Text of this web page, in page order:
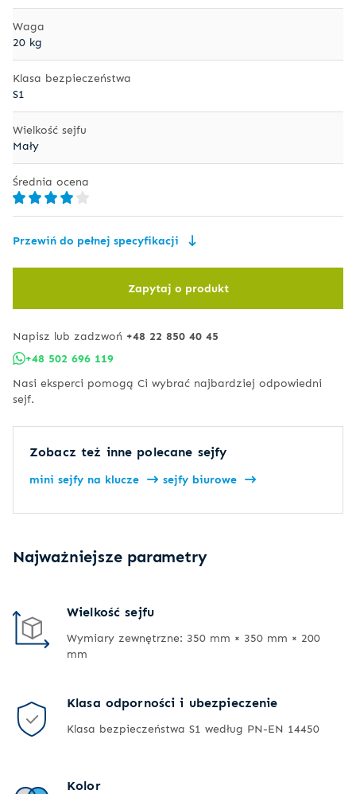
Waga
20 kg
Klasa bezpieczeństwa
S1
Wielkość sejfu
Mały
Średnia ocena
Przewiń do pełnej specyfikacji
Zapytaj o produkt
Napisz lub zadzwoń +48 22 850 40 45
+48 502 696 119
Nasi eksperci pomogą Ci wybrać najbardziej odpowiedni
sejf.
Zobacz też inne polecane sejfy
mini sejfy na klucze sejfy biurowe
Najważniejsze parametry
Wielkość sejfu
Wymiary zewnętrzne: 350 mm × 350 mm × 200
mm
Klasa odporności i ubezpieczenie
Klasa bezpieczeństwa S1 według PN-EN 14450
Kolor